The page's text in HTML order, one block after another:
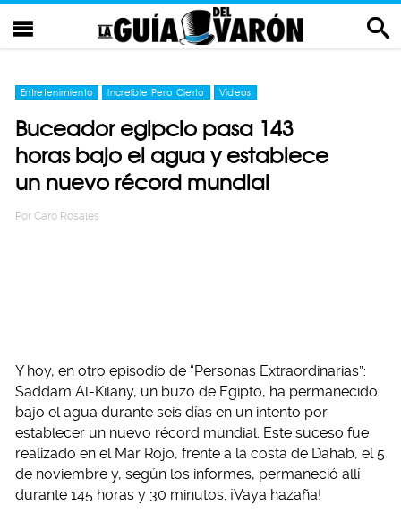
Entretenimiento Increíble Pero Cierto Videos
Buceador egipcio pasa 143
horas bajo el agua y establece
un nuevo récord mundial
Por Caro Rosales
Y hoy, en otro episodio de “Personas Extraordinarias”:
Saddam Al-Kilany, un buzo de Egipto, ha permanecido
bajo el agua durante seis días en un intento por
establecer un nuevo récord mundial. Este suceso fue
realizado en el Mar Rojo, frente a la costa de Dahab, el 5
de noviembre y, según los informes, permaneció allí
durante 145 horas y 30 minutos. ¡Vaya hazaña!